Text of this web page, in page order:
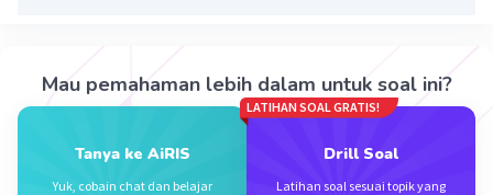
Beri Rating·0.0(0) Balas
Mau pemahaman lebih dalam untuk soal ini?
Tanya ke AiRIS
Yuk, cobain chat dan belajar
LATIHAN SOAL GRATIS!
Drill Soal
Latihan soal sesuai topik yang